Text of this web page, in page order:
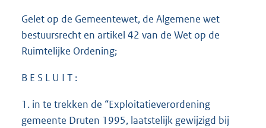
Gelet op de Gemeentewet, de Algemene wet
bestuursrecht en artikel 42 van de Wet op de
Ruimtelijke Ordening;
B E S L U I T :
1. in te trekken de “Exploitatieverordening
gemeente Druten 1995, laatstelijk gewijzigd bij